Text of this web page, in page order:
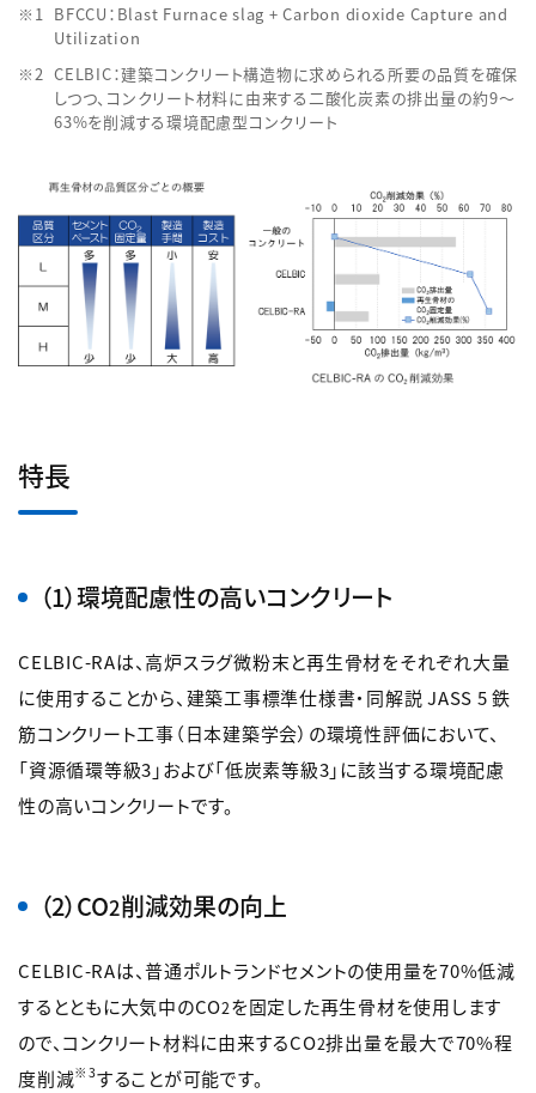
BFCCU：Blast Furnace slag + Carbon dioxide Capture and
Utilization
CELBIC：建築コンクリート構造物に求められる所要の品質を確保
しつつ、コンクリート材料に由来する二酸化炭素の排出量の約9～
63%を削減する環境配慮型コンクリート
特長
（1）環境配慮性の高いコンクリート
CELBIC-RAは、高炉スラグ微粉末と再生骨材をそれぞれ大量
に使用することから、建築工事標準仕様書・同解説 JASS 5 鉄
筋コンクリート工事（日本建築学会）の環境性評価において、
「資源循環等級3」および「低炭素等級3」に該当する環境配慮
性の高いコンクリートです。
（2）CO2削減効果の向上
CELBIC-RAは、普通ポルトランドセメントの使用量を70%低減
するとともに大気中のCO2を固定した再生骨材を使用します
ので、コンクリート材料に由来するCO2排出量を最大で70%程
度削減※3することが可能です。